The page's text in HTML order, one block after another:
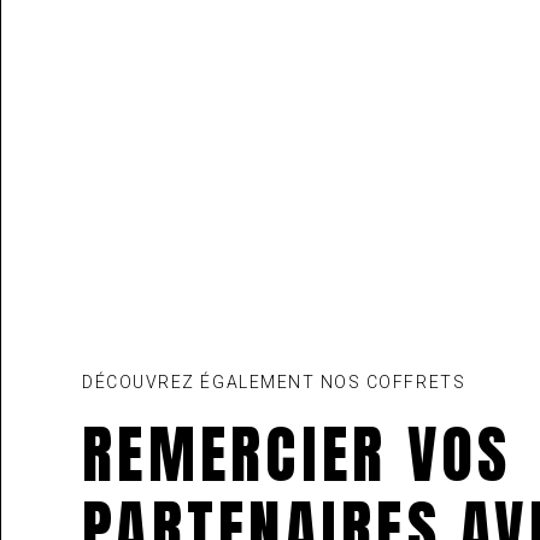
DÉCOUVREZ ÉGALEMENT NOS COFFRETS
REMERCIER VOS